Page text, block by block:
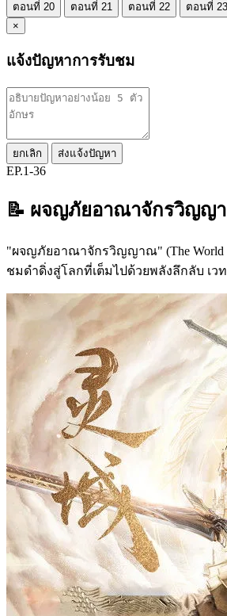
ตอนที่ 20
ตอนที่ 21 ตอนที่ 22 ตอนที่ 23
×
แจ้งปัญหาการรับชม
ยกเลิก ส่งแจ้งปัญหา
EP.1-36
📝 ผจญภัยอาณาจักรวิญญ
"ผจญภัยอาณาจักรวิญญาณ" (The World
ชมดำดิ่งสู่โลกที่เต็มไปด้วยพลังลึกลับ เ